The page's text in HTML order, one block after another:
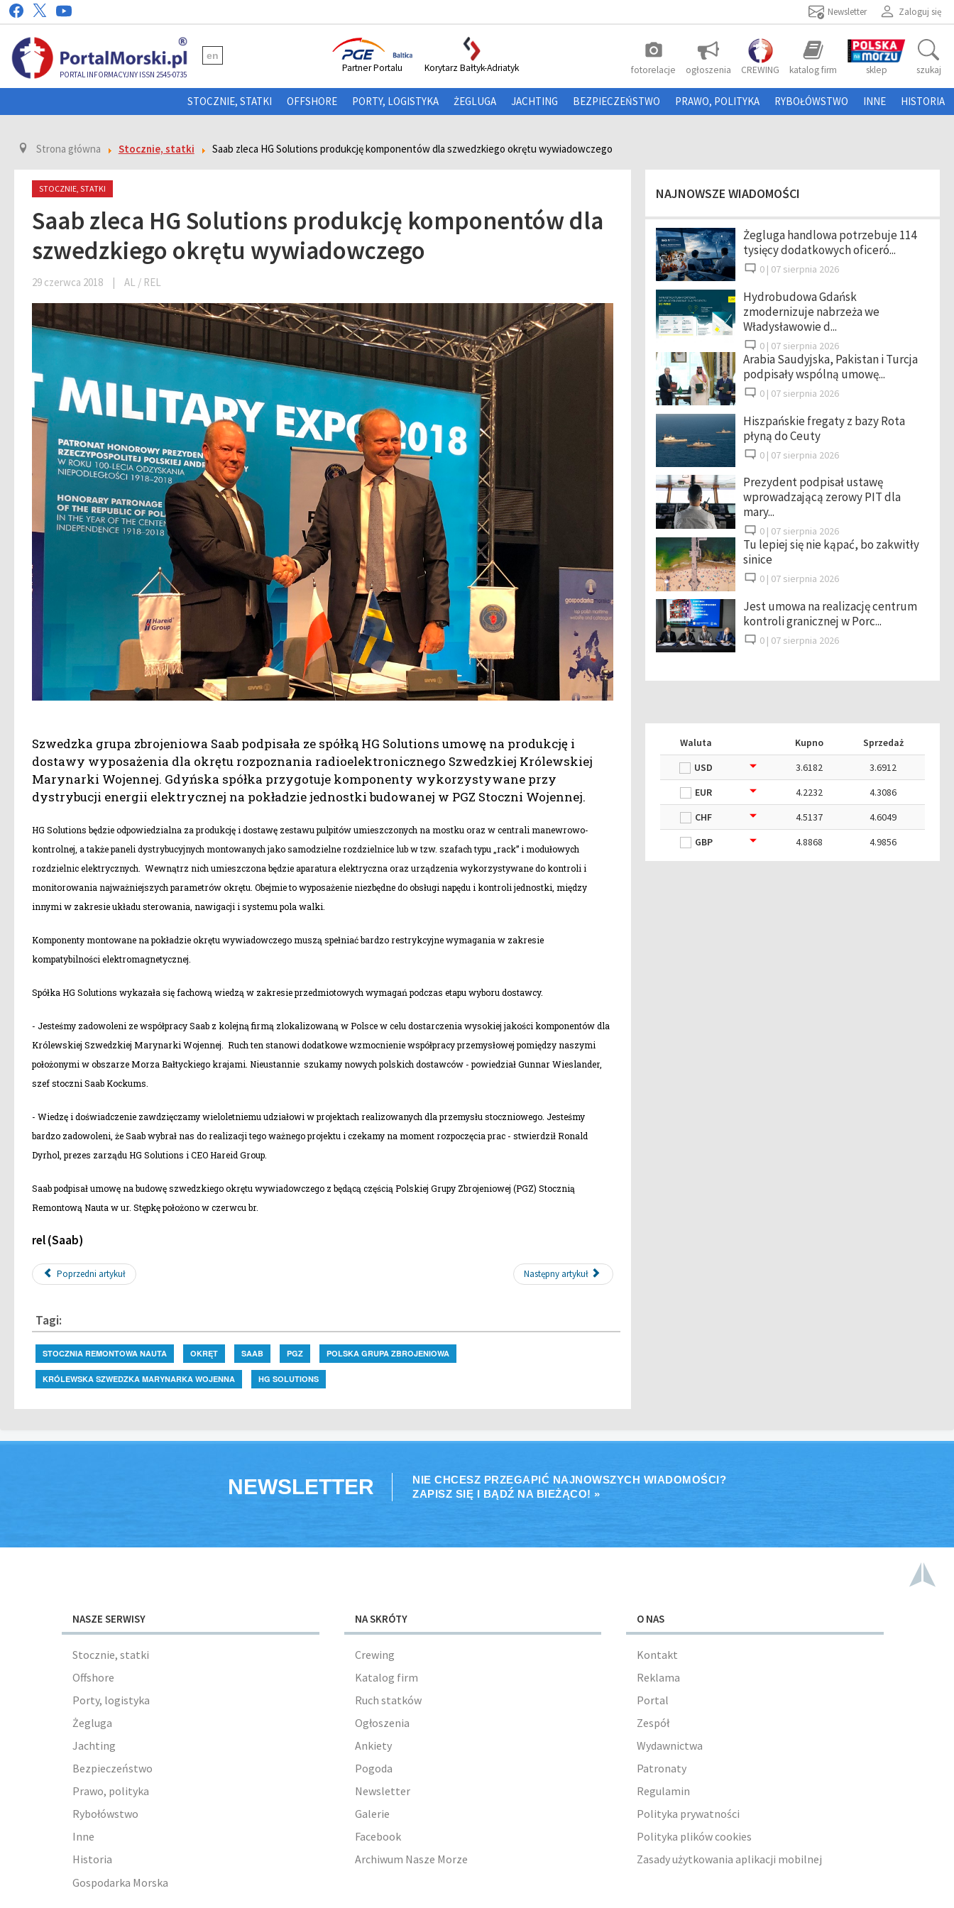
Zaloguj się
Newsletter
PORTAL INFORMACYJNY ISSN 2545-0735
en photo_camera
fotorelacje ogłoszenia CREWING katalog firm sklep szukaj
Partner Portalu Korytarz Bałtyk-Adriatyk
STOCZNIE, STATKI OFFSHORE PORTY, LOGISTYKA ŻEGLUGA JACHTING BEZPIECZEŃSTWO PRAWO, POLITYKA RYBOŁÓWSTWO INNE HISTORIA
Strona główna Stocznie, statki Saab zleca HG Solutions produkcję komponentów dla szwedzkiego okrętu wywiadowczego
STOCZNIE, STATKI
Saab zleca HG Solutions produkcję komponentów dla
szwedzkiego okrętu wywiadowczego
29 czerwca 2018 | AL / REL
Szwedzka grupa zbrojeniowa Saab podpisała ze spółką HG Solutions umowę na produkcję i
dostawy wyposażenia dla okrętu rozpoznania radioelektronicznego Szwedzkiej Królewskiej
Marynarki Wojennej. Gdyńska spółka przygotuje komponenty wykorzystywane przy
dystrybucji energii elektrycznej na pokładzie jednostki budowanej w PGZ Stoczni Wojennej.
HG Solutions będzie odpowiedzialna za produkcję i dostawę zestawu pulpitów umieszczonych na mostku oraz w centrali manewrowo-
kontrolnej, a także paneli dystrybucyjnych montowanych jako samodzielne rozdzielnice lub w tzw. szafach typu „rack” i modułowych
rozdzielnic elektrycznych. Wewnątrz nich umieszczona będzie aparatura elektryczna oraz urządzenia wykorzystywane do kontroli i
monitorowania najważniejszych parametrów okrętu. Obejmie to wyposażenie niezbędne do obsługi napędu i kontroli jednostki, między
innymi w zakresie układu sterowania, nawigacji i systemu pola walki.
Komponenty montowane na pokładzie okrętu wywiadowczego muszą spełniać bardzo restrykcyjne wymagania w zakresie
kompatybilności elektromagnetycznej.
Spółka HG Solutions wykazała się fachową wiedzą w zakresie przedmiotowych wymagań podczas etapu wyboru dostawcy.
- Jesteśmy zadowoleni ze współpracy Saab z kolejną firmą zlokalizowaną w Polsce w celu dostarczenia wysokiej jakości komponentów dla
Królewskiej Szwedzkiej Marynarki Wojennej. Ruch ten stanowi dodatkowe wzmocnienie współpracy przemysłowej pomiędzy naszymi
położonymi w obszarze Morza Bałtyckiego krajami. Nieustannie szukamy nowych polskich dostawców - powiedział Gunnar Wieslander,
szef stoczni Saab Kockums.
- Wiedzę i doświadczenie zawdzięczamy wieloletniemu udziałowi w projektach realizowanych dla przemysłu stoczniowego. Jesteśmy
bardzo zadowoleni, że Saab wybrał nas do realizacji tego ważnego projektu i czekamy na moment rozpoczęcia prac - stwierdził Ronald
Dyrhol, prezes zarządu HG Solutions i CEO Hareid Group.
Saab podpisał umowę na budowę szwedzkiego okrętu wywiadowczego z będącą częścią Polskiej Grupy Zbrojeniowej (PGZ) Stocznią
Remontową Nauta w ur. Stępkę położono w czerwcu br.
rel (Saab)
Poprzedni artykuł Następny artykuł
Tagi:
STOCZNIA REMONTOWA NAUTA OKRĘT SAAB PGZ POLSKA GRUPA ZBROJENIOWA
KRÓLEWSKA SZWEDZKA MARYNARKA WOJENNA HG SOLUTIONS
NAJNOWSZE WIADOMOŚCI
Żegluga handlowa potrzebuje 114
tysięcy dodatkowych oficeró...
0 | 07 sierpnia 2026
Hydrobudowa Gdańsk
zmodernizuje nabrzeża we
Władysławowie d...
0 | 07 sierpnia 2026
Arabia Saudyjska, Pakistan i Turcja
podpisały wspólną umowę...
0 | 07 sierpnia 2026
Hiszpańskie fregaty z bazy Rota
płyną do Ceuty
0 | 07 sierpnia 2026
Prezydent podpisał ustawę
wprowadzającą zerowy PIT dla
mary...
0 | 07 sierpnia 2026
Tu lepiej się nie kąpać, bo zakwitły
sinice
0 | 07 sierpnia 2026
Jest umowa na realizację centrum
kontroli granicznej w Porc...
0 | 07 sierpnia 2026
Waluta Kupno
Sprzedaż
USD
3.6182
3.6912
EUR
4.2232
4.3086
CHF
4.5137
4.6049
GBP
4.8868 4.9856
NEWSLETTER
NIE CHCESZ PRZEGAPIĆ NAJNOWSZYCH WIADOMOŚCI?
ZAPISZ SIĘ I BĄDŹ NA BIEŻĄCO! »
NASZE SERWISY
Stocznie, statki
Offshore
Porty, logistyka
Żegluga
Jachting
Bezpieczeństwo
Prawo, polityka
Rybołówstwo
Inne
Historia
Gospodarka Morska
NA SKRÓTY
Crewing
Katalog firm
Ruch statków
Ogłoszenia
Ankiety
Pogoda
Newsletter
Galerie
Facebook
Archiwum Nasze Morze
O NAS
Kontakt
Reklama
Portal
Zespół
Wydawnictwa
Patronaty
Regulamin
Polityka prywatności
Polityka plików cookies
Zasady użytkowania aplikacji mobilnej